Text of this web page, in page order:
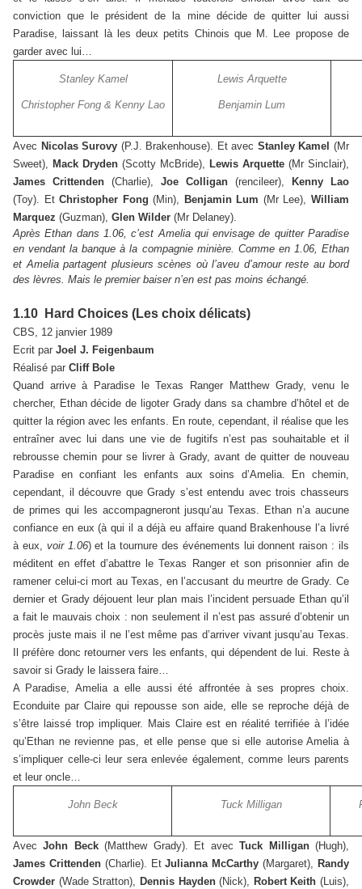
conviction que le président de la mine décide de quitter lui aussi
Paradise, laissant là les deux petits Chinois que M. Lee propose de
garder avec lui…
Stanley Kamel
Christopher Fong & Kenny Lao
Lewis Arquette
Benjamin Lum
Avec Nicolas Surovy (P.J. Brakenhouse). Et avec Stanley Kamel(Mr
Sweet), Mack Dryden (Scotty McBride), Lewis Arquette (Mr Sinclair),
James Crittenden (Charlie), Joe Colligan (rencileer),
Kenny Lao
(Toy). EtChristopher Fong(Min), Benjamin Lum (Mr Lee),William
Marquez (Guzman), Glen Wilder (Mr Delaney).
Après Ethan dans 1.06, c’est Amelia qui envisage de quitter Paradise
en vendant la banque à la compagnie minière. Comme en 1.06, Ethan
et Amelia partagent plusieurs scènes où l’aveu d’amour reste au bord
des lèvres. Mais le premier baiser n’en est pas moins échangé.
1.10 Hard Choices (Les choix délicats)
CBS, 12 janvier 1989
Ecrit par Joel J. Feigenbaum
Réalisé par Cliff Bole
Quand arrive à Paradise le Texas Ranger Matthew Grady, venu le
chercher, Ethan décide de ligoter Grady dans sa chambre d’hôtel et de
quitter la région avec les enfants. En route, cependant, il réalise que les
entraîner avec lui dans une vie de fugitifs n’est pas souhaitable et il
rebrousse chemin pour se livrer à Grady, avant de quitter de nouveau
Paradise en confiant les enfants aux soins d’Amelia. En chemin,
cependant, il découvre que Grady s’est entendu avec trois chasseurs
de primes qui les accompagneront jusqu’au Texas. Ethan n’a aucune
confiance en eux (à qui il a déjà eu affaire quand Brakenhouse l’a livré
à eux, voir 1.06) et la tournure des événements lui donnent raison : ils
méditent en effet d’abattre le Texas Ranger et son prisonnier afin de
ramener celui-ci mort au Texas, en l’accusant du meurtre de Grady. Ce
dernier et Grady déjouent leur plan mais l’incident persuade Ethan qu’il
a fait le mauvais choix : non seulement il n’est pas assuré d’obtenir un
procès juste mais il ne l’est même pas d’arriver vivant jusqu’au Texas.
Il préfère donc retourner vers les enfants, qui dépendent de lui. Reste à
savoir si Grady le laissera faire…
A Paradise, Amelia a elle aussi été affrontée à ses propres choix.
Econduite par Claire qui repousse son aide, elle se reproche déjà de
s’être laissé trop impliquer. Mais Claire est en réalité terrifiée à l’idée
qu’Ethan ne revienne pas, et elle pense que si elle autorise Amelia à
s’impliquer celle-ci leur sera enlevée également, comme leurs parents
et leur oncle…
John Beck Tuck Milligan
AvecJohn Beck(Matthew Grady). Et avecTuck Milligan(Hugh),
James Crittenden (Charlie). EtJulianna McCarthy(Margaret), Randy
Crowder (Wade Stratton), Dennis Hayden(Nick), Robert Keith (Luis),